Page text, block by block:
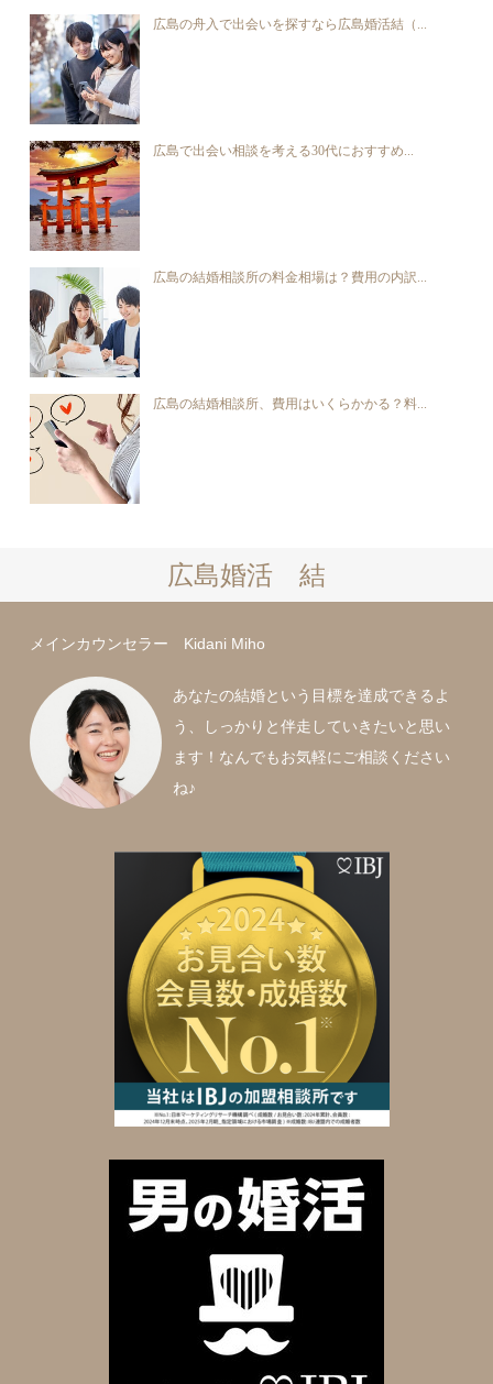
広島の舟入で出会いを探すなら広島婚活結（...
広島で出会い相談を考える30代におすすめ...
広島の結婚相談所の料金相場は？費用の内訳...
広島の結婚相談所、費用はいくらかかる？料...
広島婚活 結
メインカウンセラー Kidani Miho
あなたの結婚という目標を達成できるよ
う、しっかりと伴走していきたいと思い
ます！なんでもお気軽にご相談ください
ね♪